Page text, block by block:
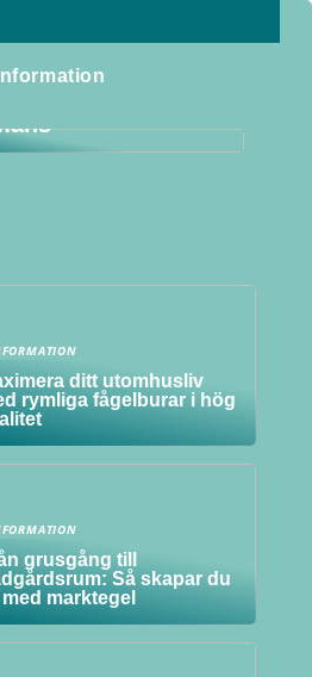
Information
Rent och
ditt utomhusliv
rymliga fågelburar i hög
grusgång till
Så skapar du
med marktegel